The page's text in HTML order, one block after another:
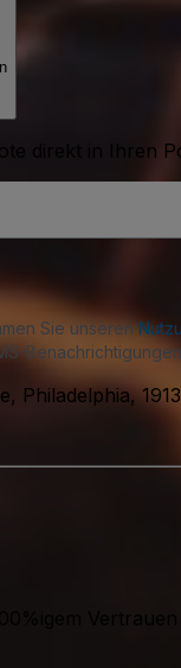
direkt in Ihren
Sie unseren
Philadelphia,